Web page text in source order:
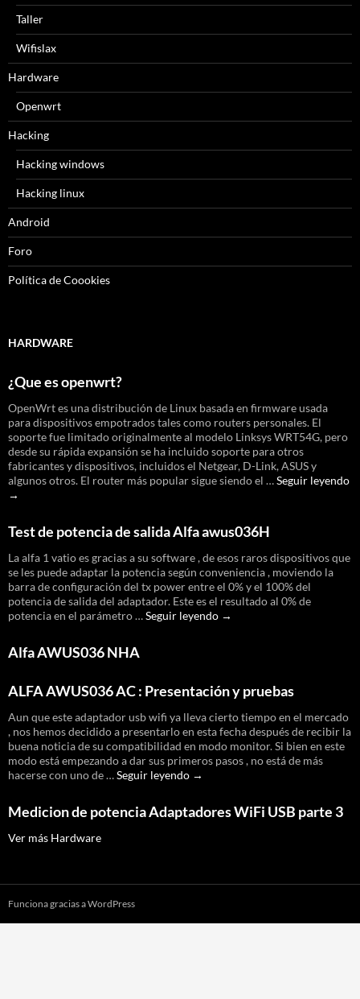
Taller
Wifislax
Hardware
Openwrt
Hacking
Hacking windows
Hacking linux
Android
Foro
Política de Coookies
HARDWARE
¿Que es openwrt?
OpenWrt es una distribución de Linux basada en firmware usada
para dispositivos empotrados tales como routers personales. El
soporte fue limitado originalmente al modelo Linksys WRT54G, pero
desde su rápida expansión se ha incluido soporte para otros
fabricantes y dispositivos, incluidos el Netgear, D-Link, ASUS y
algunos otros. El router más popular sigue siendo el …Seguir leyendo
→
Test de potencia de salida Alfa awus036H
La alfa 1 vatio es gracias a su software , de esos raros dispositivos que
se les puede adaptar la potencia según conveniencia , moviendo la
barra de configuración del tx power entre el 0% y el 100% del
potencia de salida del adaptador. Este es el resultado al 0% de
potencia en el parámetro …Seguir leyendo Test
Alfa
awus036H
→
Alfa AWUS036 NHA
ALFA AWUS036 AC : Presentación y pruebas
Aun que este adaptador usb wifi ya lleva cierto tiempo en el mercado
, nos hemos decidido a presentarlo en esta fecha después de recibir la
buena noticia de su compatibilidad en modo monitor. Si bien en este
modo está empezando a dar sus primeros pasos , no está de más
hacerse con uno de …Seguir leyendo ALFA
:
→
Medicion de potencia Adaptadores WiFi USB parte 3
Ver más Hardware
Funciona gracias a WordPress